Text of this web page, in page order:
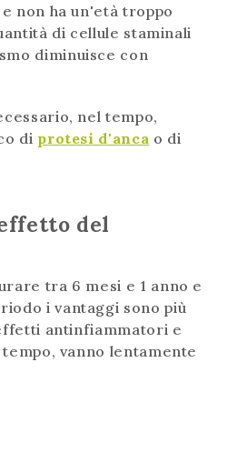
non ha un'età troppo
di cellule staminali
diminuisce con
nel tempo,
di protesi d'anca o di
del
tra 6 mesi e 1 anno e
i vantaggi sono più
antinfiammatori e
vanno lentamente